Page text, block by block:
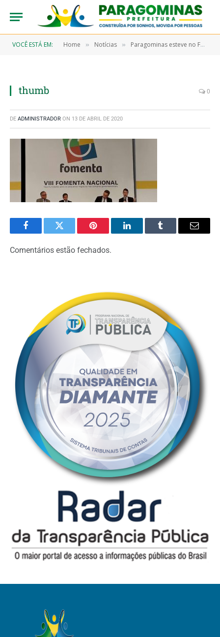
VOCÊ ESTÁ EM: Home » Notícias » Paragominas esteve no Fomenta Nacional 2017
thumb 0
DE ADMINISTRADOR ON 13 DE ABRIL DE 2020
FacebookTwitter Pinterest LinkedInTumblr Email
Comentários estão fechados.